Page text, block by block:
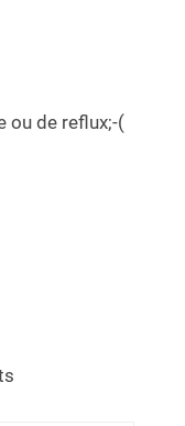
ou de reflux;-(